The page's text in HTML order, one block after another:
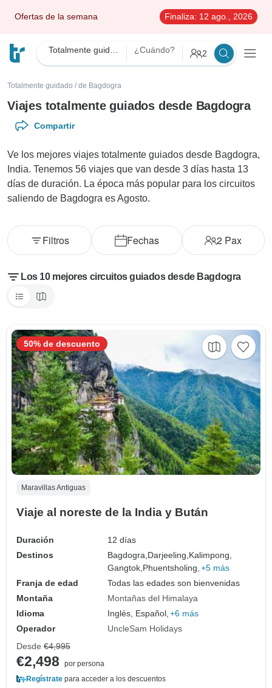
Ofertas de la semana Finaliza: 12 ago., 2026
¿Cuándo? 2
Totalmente guidado / de Bagdogra
Viajes totalmente guiados desde Bagdogra
Compartir
Ve los mejores viajes totalmente guiados desde Bagdogra,
India. Tenemos 56 viajes que van desde 3 días hasta 13
días de duración. La época más popular para los circuitos
saliendo de Bagdogra es Agosto.
Fechas 2 Pax
Filtros
Los 10 mejores circuitos guiados desde Bagdogra
Maravillas Antiguas
Viaje al noreste de la India y Bután
Duración
12 días
Destinos
Bagdogra, Darjeeling, Kalimpong,
Gangtok, Phuentsholing, +5 más
Franja de edad
Todas las edades son bienvenidas
Montaña
Montañas del Himalaya
Idioma
Inglés, Español, +6 más
Operador
UncleSam Holidays
50% de descuento
Desde €4,995
€2,498
por persona
Regístrate para acceder a los descuentos